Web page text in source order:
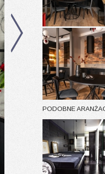
PODOBNE